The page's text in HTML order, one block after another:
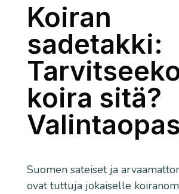
Koiran
sadetakki:
koira sitä?
Valintaopas
Suomen sateiset ja
ovat tuttuja jokaiselle